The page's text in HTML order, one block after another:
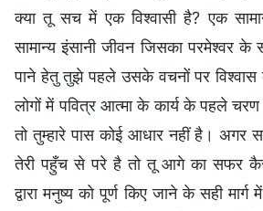
क्या तू सच में एक विश्वासी है? एक
सामान्य इंसानी जीवन जिसका परमेश्वर
पाने हेतु तुझे पहले उसके वचनों पर विश्वास
लोगों में पवित्र आत्मा के कार्य के पहले चरण
तो तुम्हारे पास कोई आधार नहीं है। अगर
तेरी पहुँच से परे है तो तू आगे का सफर
द्वारा मनुष्य को पूर्ण किए जाने के सही